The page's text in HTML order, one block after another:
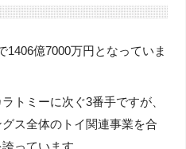
1406億7000万円となっていま
トミーに次ぐ3番手ですが、
ス全体のトイ関連事業を合